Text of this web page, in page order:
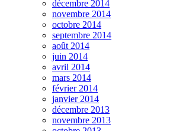
décembre 2014
novembre 2014
octobre 2014
septembre 2014
août 2014
juin 2014
avril 2014
mars 2014
février 2014
janvier 2014
décembre 2013
novembre 2013